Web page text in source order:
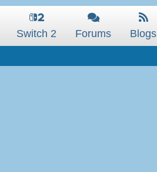
Switch 2 Forums Blogs